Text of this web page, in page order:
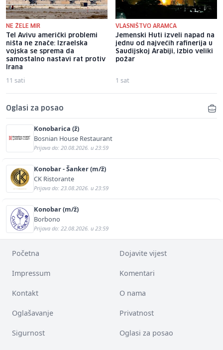
NE ŽELE MIR
Tel Avivu američki problemi
ništa ne znače: Izraelska
vojska se sprema da
samostalno nastavi rat protiv
Irana
11 sati
VLASNIŠTVO ARAMCA
Jemenski Huti izveli napad na
jednu od najvećih rafinerija u
Saudijskoj Arabiji, izbio veliki
požar
1 sat
Oglasi za posao
Konobarica (ž)
Bosnian House Restaurant
Prijava do: 20.08.2026. u 23:59
Konobar - Šanker (m/ž)
CK Ristorante
Prijava do: 23.08.2026. u 23:59
Konobar (m/ž)
Borbono
Prijava do: 22.08.2026. u 23:59
Početna Dojavite vijest
Impressum Komentari
Kontakt O nama
Oglašavanje Privatnost
Sigurnost Oglasi za posao